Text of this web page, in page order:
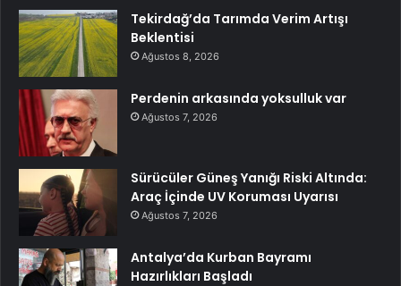
Tekirdağ’da Tarımda Verim Artışı
Beklentisi
Ağustos 8, 2026
Perdenin arkasında yoksulluk var
Ağustos 7, 2026
Sürücüler Güneş Yanığı Riski Altında:
Araç İçinde UV Koruması Uyarısı
Ağustos 7, 2026
Antalya’da Kurban Bayramı
Hazırlıkları Başladı